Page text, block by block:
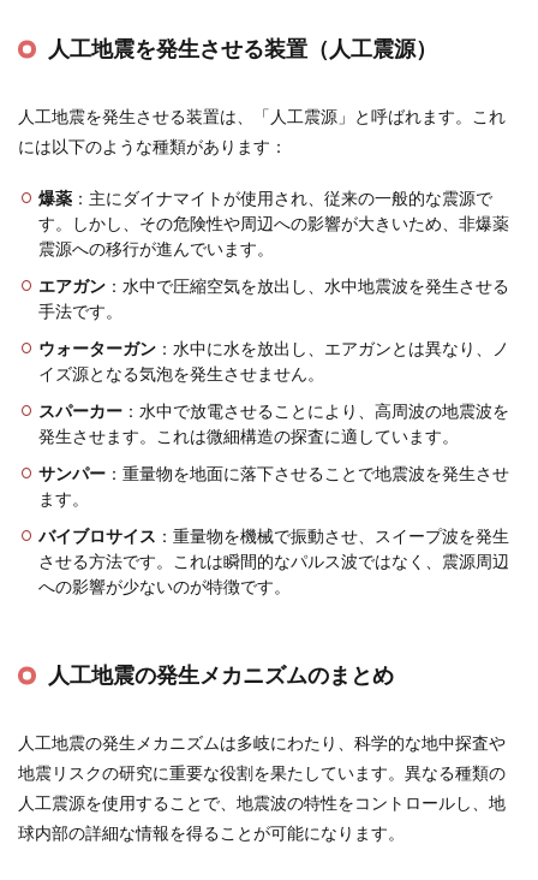
人工地震を発生させる装置（人工震源）
人工地震を発生させる装置は、「人工震源」と呼ばれます。これ
には以下のような種類があります：
爆薬 ：主にダイナマイトが使用され、従来の一般的な震源で
す。しかし、その危険性や周辺への影響が大きいため、非爆薬
震源への移行が進んでいます。
エアガン ：水中で圧縮空気を放出し、水中地震波を発生させる
手法です。
ウォーターガン ：水中に水を放出し、エアガンとは異なり、ノ
イズ源となる気泡を発生させません。
スパーカー ：水中で放電させることにより、高周波の地震波を
発生させます。これは微細構造の探査に適しています。
サンパー ：重量物を地面に落下させることで地震波を発生させ
ます。
バイブロサイス ：重量物を機械で振動させ、スイープ波を発生
させる方法です。これは瞬間的なパルス波ではなく、震源周辺
への影響が少ないのが特徴です​​。
人工地震の発生メカニズムのまとめ
人工地震の発生メカニズムは多岐にわたり、科学的な地中探査や
地震リスクの研究に重要な役割を果たしています。異なる種類の
人工震源を使用することで、地震波の特性をコントロールし、地
球内部の詳細な情報を得ることが可能になります。